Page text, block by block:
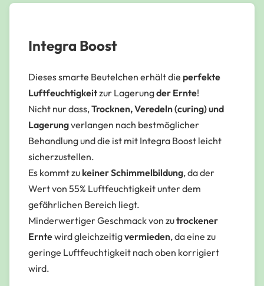
Integra Boost
Dieses smarte Beutelchen erhält die perfekte
Luftfeuchtigkeitzur Lagerungder Ernte!
Nicht nur dass,Trocknen, Veredeln (curing) und
Lagerungverlangen nach bestmöglicher
Behandlung und die ist mit Integra Boost leicht
sicherzustellen.
Es kommt zu keiner Schimmelbildung, da der
Wert von 55% Luftfeuchtigkeit unter dem
gefährlichen Bereich liegt.
Minderwertiger Geschmack von zutrockener
Erntewird gleichzeitigvermieden, da eine zu
geringe Luftfeuchtigkeit nach oben korrigiert
wird.